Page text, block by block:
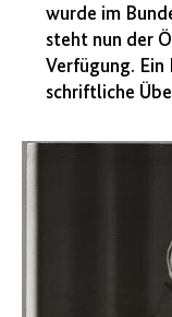
wurde im
steht nun der
Verfügung.
schriftliche